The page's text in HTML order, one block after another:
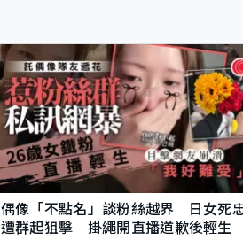
偶像「不點名」談粉絲越界 日女死
遭群起狙擊 掛繩開直播道歉後輕生